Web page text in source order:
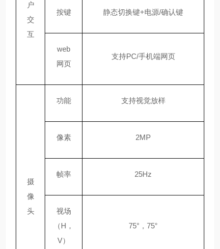
户
交
互
按键 静态切换键+电源/确认键
web
网页
支持PC/手机端网页
摄
像
头
功能 支持视觉放样
像素 2MP
帧率 25Hz
视场
（H，
V）
75°，75°